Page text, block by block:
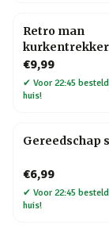
Retro man
kurkentrekker
€9,99
✔ Voor 22:45
huis!
Gereedschap
€6,99
✔ Voor 22:45
huis!